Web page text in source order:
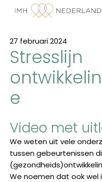
27 februari 2024
Stresslijn
e
Video met
We weten uit vele
tussen gebeurtenissen
We noemen dat ook wel